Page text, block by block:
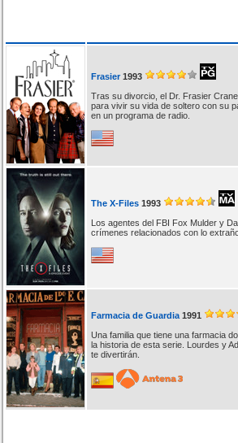
Frasier 1993
Tras su divorcio, el Dr. Frasier
para vivir su vida de soltero con su
en un programa de radio.
The X-Files 1993
Los agentes del FBI Fox Mulder y
crímenes relacionados con lo
Farmacia de Guardia 1991
Una familia que tiene una farmacia
la historia de esta serie. Lourdes y
te divertirán.